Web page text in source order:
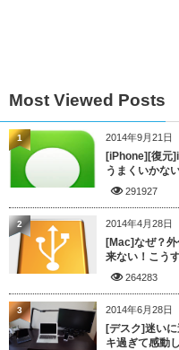
Most Viewed Posts
2014年9月21日
[iPhone][復元
うまくいかな
291927
1
2014年4月28日
[Mac]なぜ？外
来ない！こう
264283
2
2014年6月28日
[デスク]迷い
キ過ぎて感動
3